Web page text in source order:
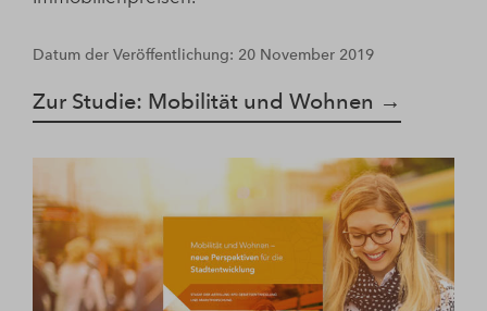
Datum der Veröffentlichung: 20 November 2019
Zur Studie: Mobilität und Wohnen →